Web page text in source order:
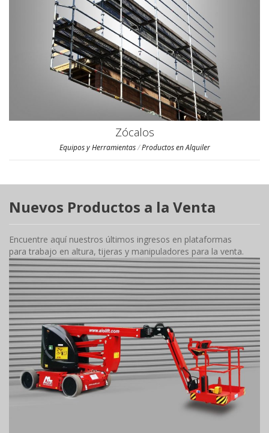
Zócalos
Equipos y Herramientas/Productos en Alquiler
Nuevos Productos a la Venta
Encuentre aquí nuestros últimos ingresos en plataformas
para trabajo en altura, tijeras y manipuladores para la venta.